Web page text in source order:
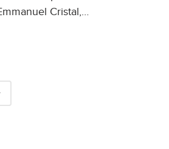
Cristal,
de